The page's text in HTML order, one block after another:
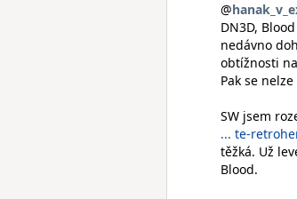
@
DN3D,
nedávno
obtížnosti
Pak se
SW jsem
... te-
těžká. Už
Blood.